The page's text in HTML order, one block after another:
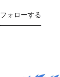
フォローする